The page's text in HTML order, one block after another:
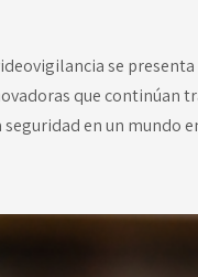
se
que continúan
en un mundo